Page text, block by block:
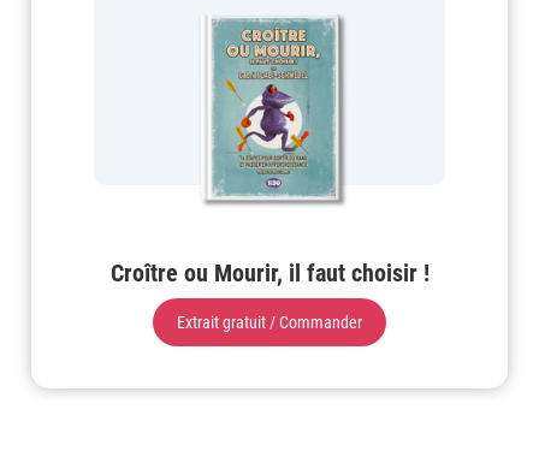
Croître ou Mourir, il faut choisir !
Extrait gratuit / Commander